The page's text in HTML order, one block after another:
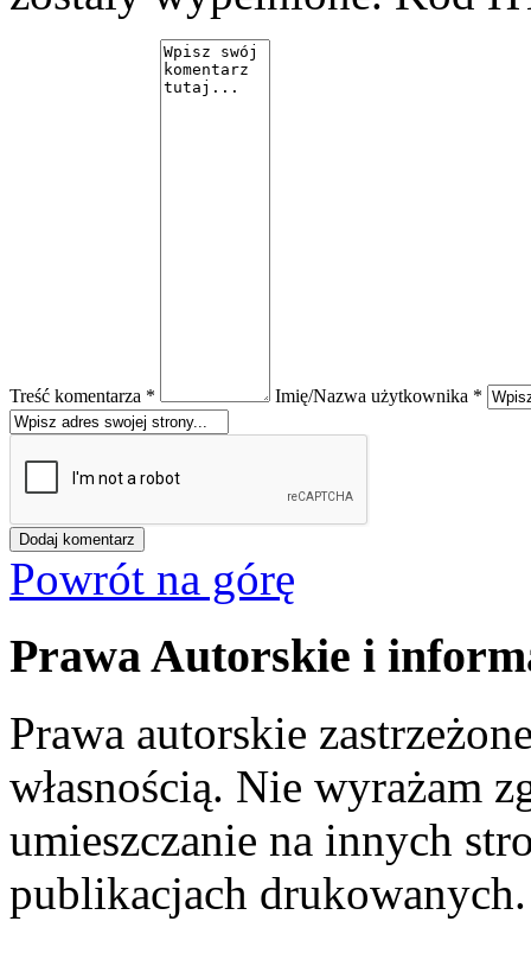
Treść komentarza * Imię/Nazwa użytkownika *
Powrót na górę
Prawa Autorskie i
Prawa autorskie
własnością. Nie wyrażam
umieszczanie na innych
publikacjach drukowanych.